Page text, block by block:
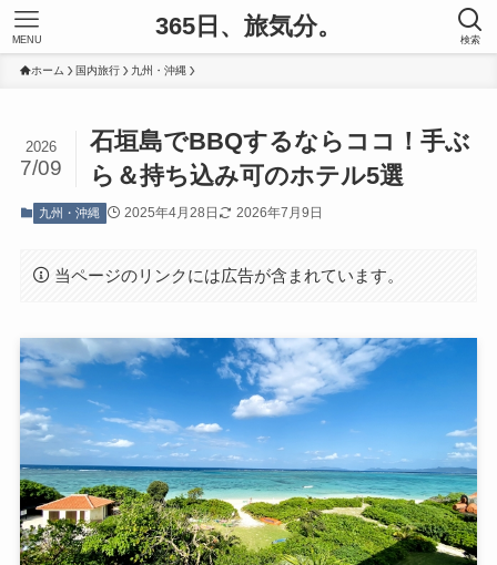
365日、旅気分。 検索
MENU
ホーム 国内旅行 九州・沖縄
石垣島でBBQするならココ！手ぶ
ら＆持ち込み可のホテル5選
2026
7/09
九州・沖縄 2025年4月28日 2026年7月9日
当ページのリンクには広告が含まれています。